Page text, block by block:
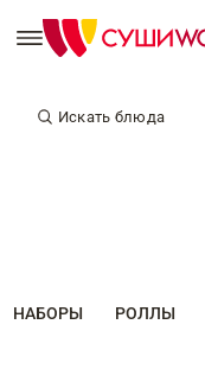
Искать блюда
НАБОРЫ РОЛЛЫ